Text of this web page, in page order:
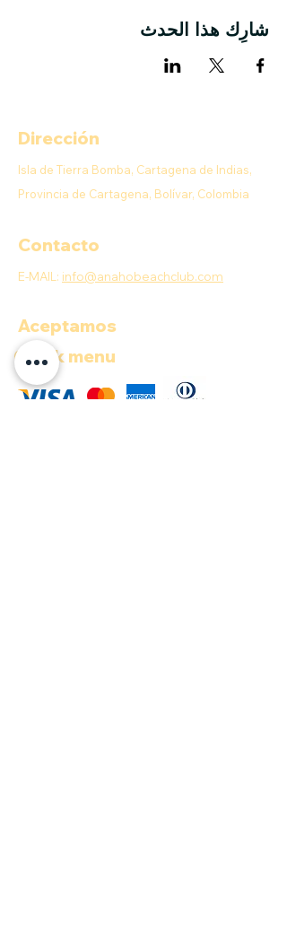
شارِك هذا الحدث
Dirección
Isla de Tierra Bomba, Cartagena de Indias,
Provincia de Cartagena, Bolívar, Colombia
Contacto
E-MAIL: info@anahobeachclub.com
Aceptamos
Quick menu